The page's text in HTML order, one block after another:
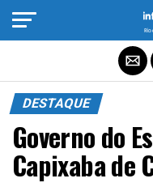
DESTAQUE
Governo do
Capixaba de
Sair